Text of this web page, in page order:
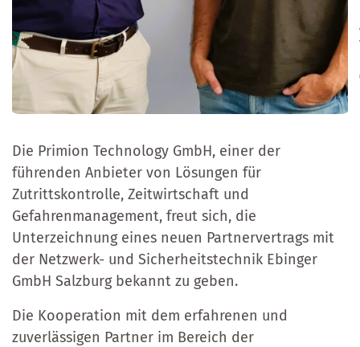
Die Primion Technology GmbH, einer der
führenden Anbieter von Lösungen für
Zutrittskontrolle, Zeitwirtschaft und
Gefahrenmanagement, freut sich, die
Unterzeichnung eines neuen Partnervertrags mit
der Netzwerk- und Sicherheitstechnik Ebinger
GmbH Salzburg bekannt zu geben.
Die Kooperation mit dem erfahrenen und
zuverlässigen Partner im Bereich der